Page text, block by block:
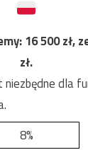
16 500zł,
zł.
dla
8%